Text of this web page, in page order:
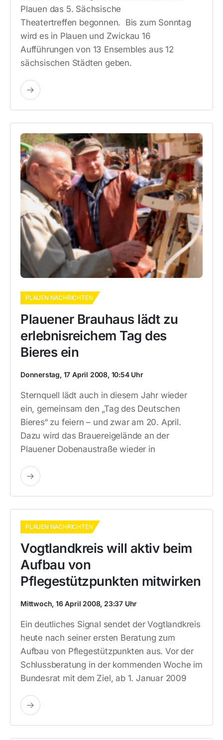
Plauen das 5. Sächsische
Theatertreffen begonnen. Bis zum Sonntag
wird es in Plauen und Zwickau 16
Aufführungen von 13 Ensembles aus 12
sächsischen Städten geben.
PLAUEN NACHRICHTEN
Plauener Brauhaus lädt zu
erlebnisreichem Tag des
Bieres ein
Donnerstag, 17 April 2008, 10:54 Uhr
Sternquell lädt auch in diesem Jahr wieder
ein, gemeinsam den „Tag des Deutschen
Bieres“ zu feiern – und zwar am 20. April.
Dazu wird das Brauereigelände an der
Plauener Dobenaustraße wieder in
PLAUEN NACHRICHTEN
Vogtlandkreis will aktiv beim
Aufbau von
Pflegestützpunkten mitwirken
Mittwoch, 16 April 2008, 23:37 Uhr
Ein deutliches Signal sendet der Vogtlandkreis
heute nach seiner ersten Beratung zum
Aufbau von Pflegestützpunkten aus. Vor der
Schlussberatung in der kommenden Woche im
Bundesrat mit dem Ziel, ab 1. Januar 2009